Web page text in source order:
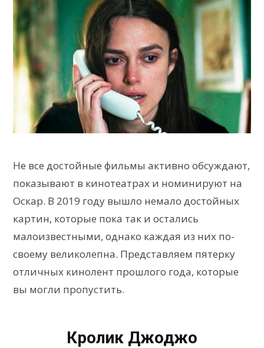
Не все достойные фильмы активно обсуждают,
показывают в кинотеатрах и номинируют на
Оскар. В 2019 году вышло немало достойных
картин, которые пока так и остались
малоизвестными, однако каждая из них по-
своему великолепна. Представляем пятерку
отличных кинолент прошлого года, которые
вы могли пропустить.
Кролик Джоджо